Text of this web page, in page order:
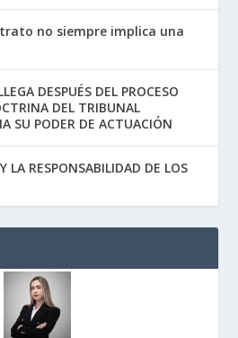
no siempre implica una
DESPUÉS DEL PROCESO
DEL TRIBUNAL
SU PODER DE ACTUACIÓN
LA RESPONSABILIDAD DE LOS